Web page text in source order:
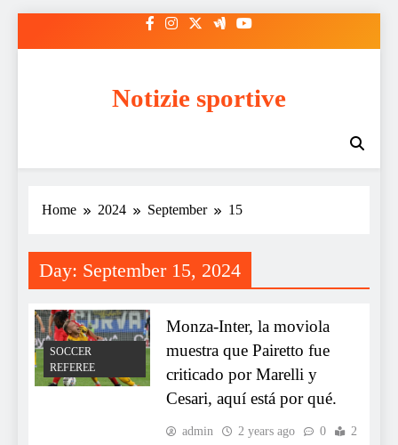
Notizie sportive
Home 2024 September 15
Day: September 15, 2024
SOCCER
REFEREE
Monza-Inter, la moviola
muestra que Pairetto fue
criticado por Marelli y
Cesari, aquí está por qué.
admin 2 years ago 0
2